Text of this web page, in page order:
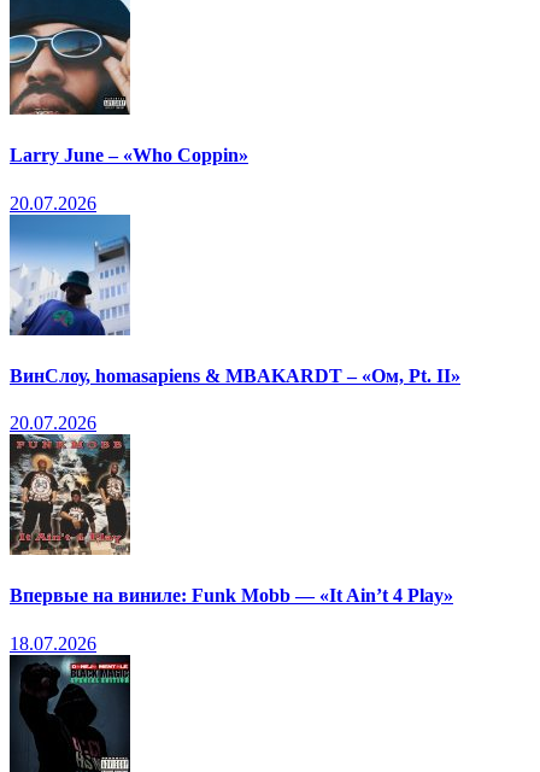
Larry June – «Who Coppin»
20.07.2026
ВинСлоу, homasapiens & MBAKARDT – «Ом, Pt. II»
20.07.2026
Впервые на виниле: Funk Mobb — «It Ain’t 4 Play»
18.07.2026